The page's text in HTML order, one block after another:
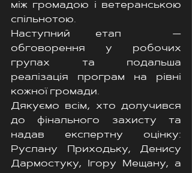
між громадою і ветеранською
спільнотою.
Наступний етап  —
обговорення у робочих
групах та подальша
реалізація програм на рівні
кожної громади.
Дякуємо всім, хто долучився
до фінального захисту та
надав експертну оцінку:
Руслану Приходьку, Денису
Дармостуку, Ігору Мещану, а